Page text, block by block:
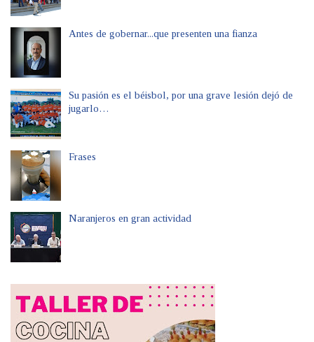
Antes de gobernar...que presenten una fianza
Su pasión es el béisbol, por una grave lesión dejó de
jugarlo…
Frases
Naranjeros en gran actividad